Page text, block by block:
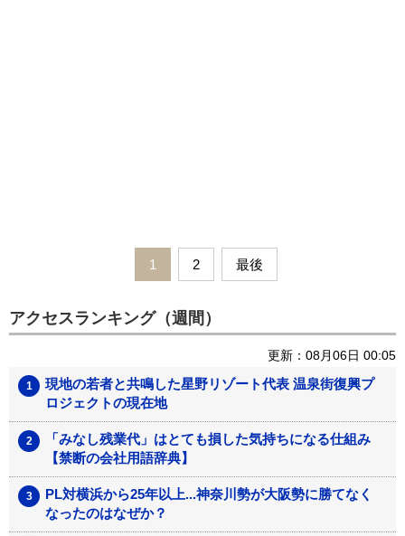
1 2 最後
アクセスランキング（週間）
更新：08月06日 00:05
現地の若者と共鳴した星野リゾート代表 温泉街復興プ
ロジェクトの現在地
「みなし残業代」はとても損した気持ちになる仕組み
【禁断の会社用語辞典】
PL対横浜から25年以上...神奈川勢が大阪勢に勝てなく
なったのはなぜか？